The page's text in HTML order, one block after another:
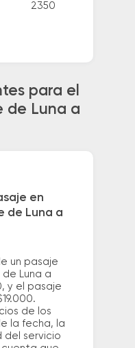
2350
para el
de Luna a
en
de Luna a
un pasaje
Luna a
y el pasaje
de los
la fecha, la
del servicio